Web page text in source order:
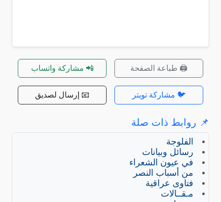
🖨️ طباعة الصفحة 📲 مشاركة واتساب
🐦 مشاركة تويتر 📧 إرسال لصديق
📌 روابط ذات صلة
الفلوجة
رسائل وبيانات
في عيون الشعراء
من أسباب النصر
فتاوى عراقية
مـقــالات